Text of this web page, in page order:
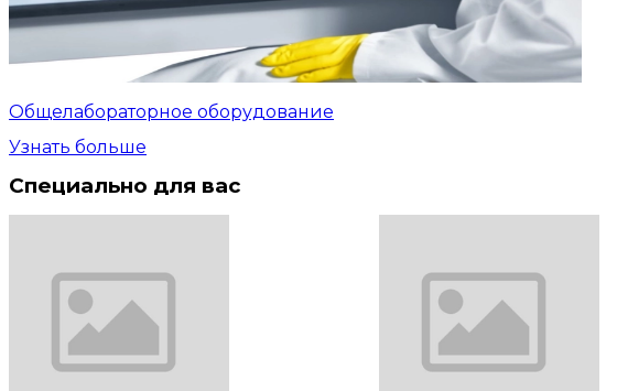
Общелабораторное оборудование
Узнать больше
Специально для вас